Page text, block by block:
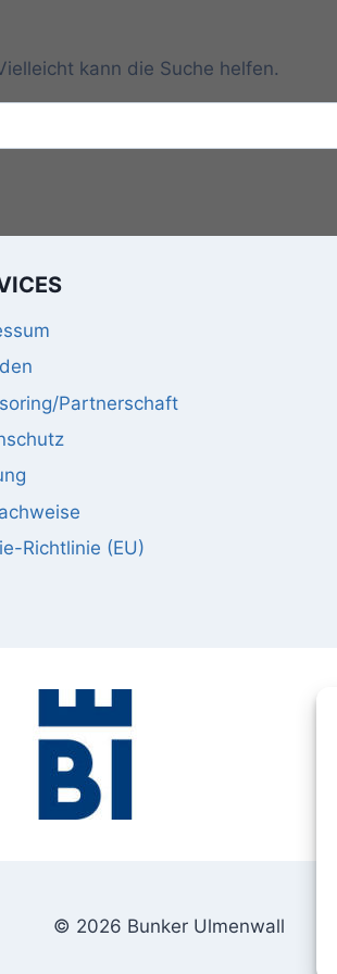
kann die Suche helfen.
Partnerschaft
Richtlinie (EU)
© 2026 Bunker Ulmenwall